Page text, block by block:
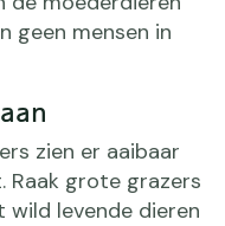
geen mensen in
zien er aaibaar
Raak grote grazers
wild levende dieren